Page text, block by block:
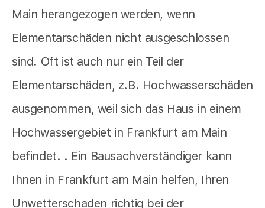
Main herangezogen werden, wenn
Elementarschäden nicht ausgeschlossen
sind. Oft ist auch nur ein Teil der
Elementarschäden, z.B. Hochwasserschäden
ausgenommen, weil sich das Haus in einem
Hochwassergebiet in Frankfurt am Main
befindet. . Ein Bausachverständiger kann
Ihnen in Frankfurt am Main helfen, Ihren
Unwetterschaden richtig bei der